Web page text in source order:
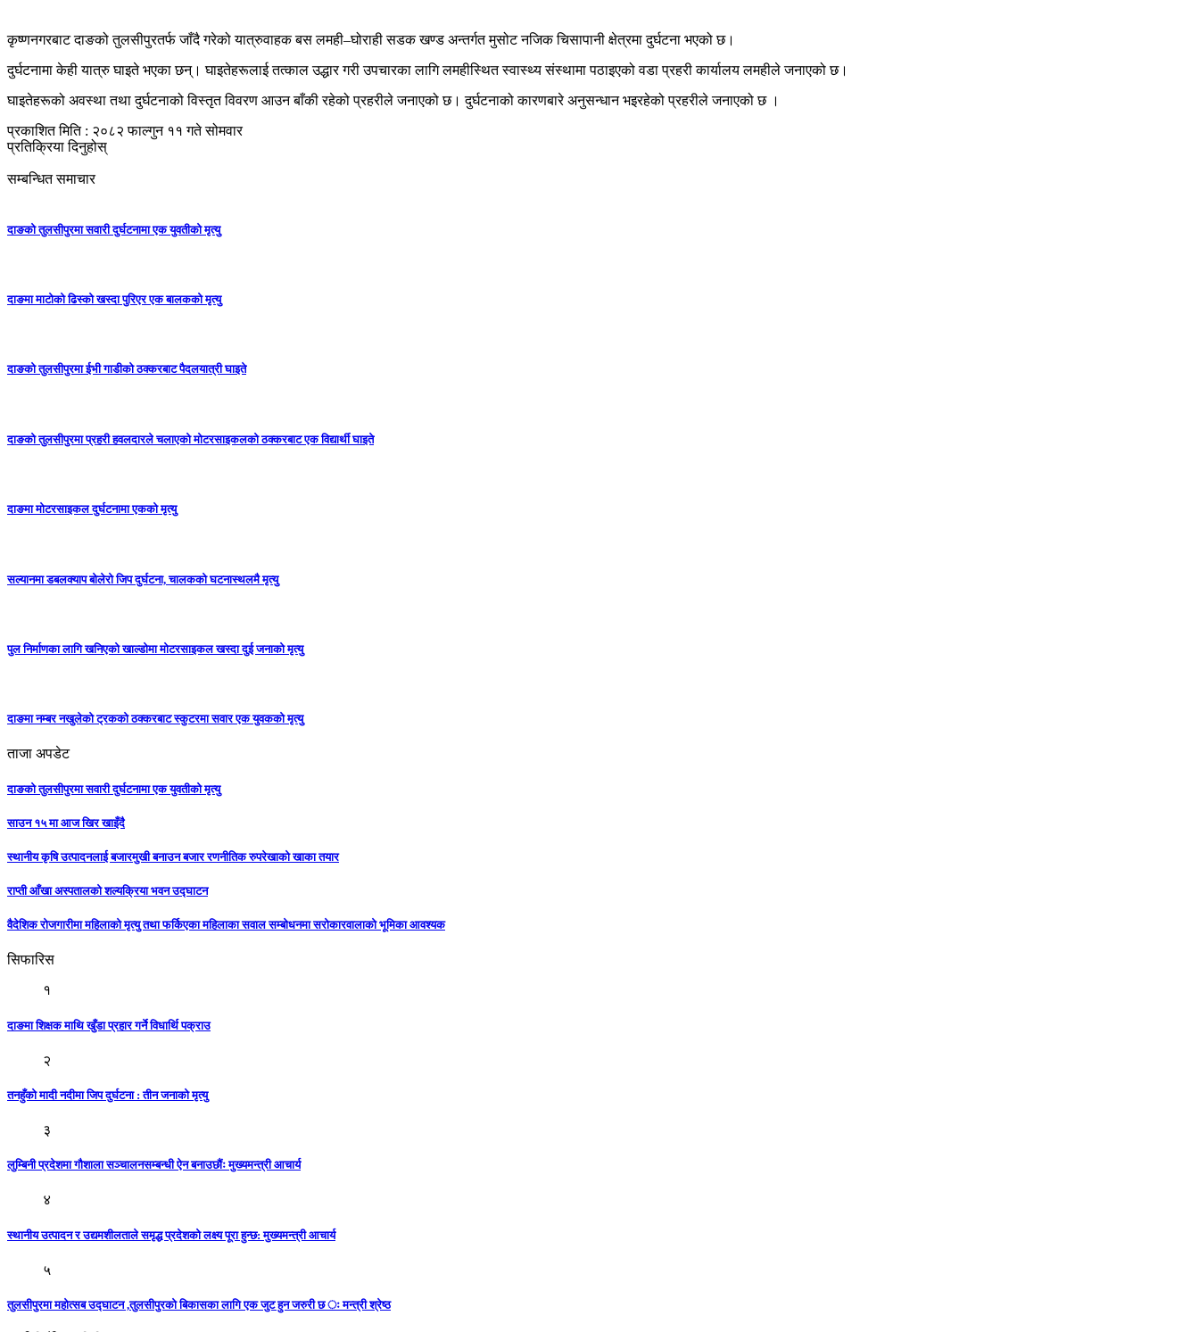
कृष्णनगरबाट दाङको तुलसीपुरतर्फ जाँदै गरेको यात्रुवाहक बस लमही–घोराही सडक खण्ड अन्तर्गत मुसोट नजिक चिसापानी क्षेत्रमा दुर्घटना भएको छ।
दुर्घटनामा केही यात्रु घाइते भएका छन्। घाइतेहरूलाई तत्काल उद्धार गरी उपचारका लागि लमहीस्थित स्वास्थ्य संस्थामा पठाइएको वडा प्रहरी कार्यालय लमहीले जनाएको छ।
घाइतेहरूको अवस्था तथा दुर्घटनाको विस्तृत विवरण आउन बाँकी रहेको प्रहरीले जनाएको छ। दुर्घटनाको कारणबारे अनुसन्धान भइरहेको प्रहरीले जनाएको छ ।
प्रकाशित मिति : २०८२ फाल्गुन ११ गते सोमवार
प्रतिक्रिया दिनुहोस्
सम्बन्धित समाचार
दाङको तुलसीपुरमा सवारी दुर्घटनामा एक युवतीको मृत्यु
दाङमा माटोको ढिस्को खस्दा पुरिएर एक बालकको मृत्यु
दाङको तुलसीपुरमा ईभी गाडीको ठक्करबाट पैदलयात्री घाइते
दाङको तुलसीपुरमा प्रहरी हवलदारले चलाएको मोटरसाइकलको ठक्करबाट एक विद्यार्थी घाइते
दाङमा मोटरसाइकल दुर्घटनामा एकको मृत्यु
सल्यानमा डबलक्याप बोलेरो जिप दुर्घटना, चालकको घटनास्थलमै मृत्यु
पुल निर्माणका लागि खनिएको खाल्डोमा मोटरसाइकल खस्दा दुई जनाको मृत्यु
दाङमा नम्बर नखुलेको ट्रकको ठक्करबाट स्कुटरमा सवार एक युवकको मृत्यु
ताजा अपडेट
दाङको तुलसीपुरमा सवारी दुर्घटनामा एक युवतीको मृत्यु
साउन १५ मा आज खिर खाइँदै
स्थानीय कृषि उत्पादनलाई बजारमुखी बनाउन बजार रणनीतिक रुपरेखाको खाका तयार
राप्ती आँखा अस्पतालको शल्यक्रिया भवन उद्घाटन
वैदेशिक रोजगारीमा महिलाको मृत्यु तथा फर्किएका महिलाका सवाल सम्बोधनमा सरोकारवालाको भूमिका आवश्यक
सिफारिस
१
दाङमा शिक्षक माथि खुँडा प्रहार गर्ने विधार्थि पक्राउ
२
तनहुँको मादी नदीमा जिप दुर्घटना : तीन जनाको मृत्यु
३
लुम्बिनी प्रदेशमा गौशाला सञ्चालनसम्बन्धी ऐन बनाउछौंः मुख्यमन्त्री आचार्य
४
स्थानीय उत्पादन र उद्यमशीलताले समृद्ध प्रदेशको लक्ष्य पूरा हुन्छ: मुख्यमन्त्री आचार्य
५
तुलसीपुरमा महोत्सब उद्घाटन ,तुलसीपुरको बिकासका लागि एक जुट हुन जरुरी छ ः मन्त्री श्रेष्ठ